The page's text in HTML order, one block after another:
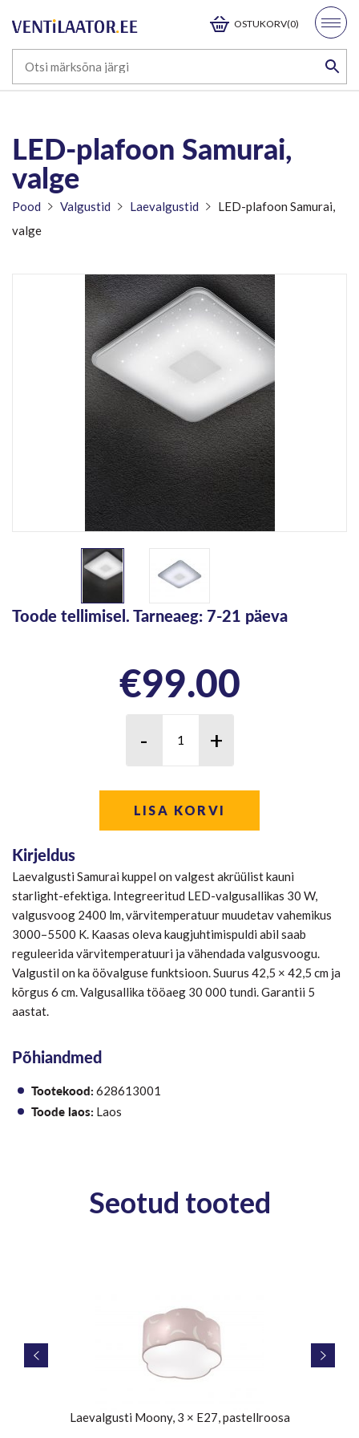
OSTUKORV(0)
LED-plafoon Samurai,
valge
Pood Valgustid Laevalgustid
LED-plafoon Samurai,
valge
Toode tellimisel. Tarneaeg: 7-21 päeva
Kirjeldus
Laevalgusti Samurai kuppel on valgest akrüülist kauni
starlight-efektiga. Integreeritud LED-valgusallikas 30 W,
valgusvoog 2400 lm, värvitemperatuur muudetav vahemikus
3000–5500 K. Kaasas oleva kaugjuhtimispuldi abil saab
reguleerida värvitemperatuuri ja vähendada valgusvoogu.
Valgustil on ka öövalguse funktsioon. Suurus 42,5 × 42,5 cm ja
kõrgus 6 cm. Valgusallika tööaeg 30 000 tundi. Garantii 5
aastat.
Põhiandmed
Tootekood: 628613001
Toode laos: Laos
€99.00
LISA KORVI
Seotud tooted
Laevalgusti Moony, 3 × E27, pastellroosa